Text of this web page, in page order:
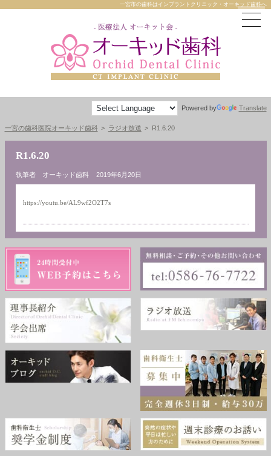
一宮市の歯科はインプラントクリニック・オーキッド歯科へ
Powered by Translate
一宮の歯科医院オーキッド歯科 ラジオ放送 R1.6.20
R1.6.20
執筆者 オーキッド歯科 2019年6月20日
https://youtu.be/AL9wf2O2T7s